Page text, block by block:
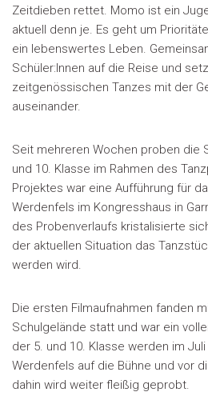
Zeitdieben rettet. Momo ist ein
aktuell denn je. Es geht um
ein lebenswertes Leben.
Schüler:Innen auf die Reise und
zeitgenössischen Tanzes mit der
auseinander.
Seit mehreren Wochen proben die
und 10. Klasse im Rahmen des
Projektes war eine Aufführung für
Werdenfels im Kongresshaus in
des Probenverlaufs kristalisierte
der aktuellen Situation das
werden wird.
Die ersten Filmaufnahmen fanden
Schulgelände statt und war ein
der 5. und 10. Klasse werden im
Werdenfels auf die Bühne und vor
dahin wird weiter fleißig geprobt.